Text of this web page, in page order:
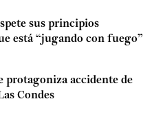
sus principios
está “jugando con fuego”
protagoniza accidente de
Condes